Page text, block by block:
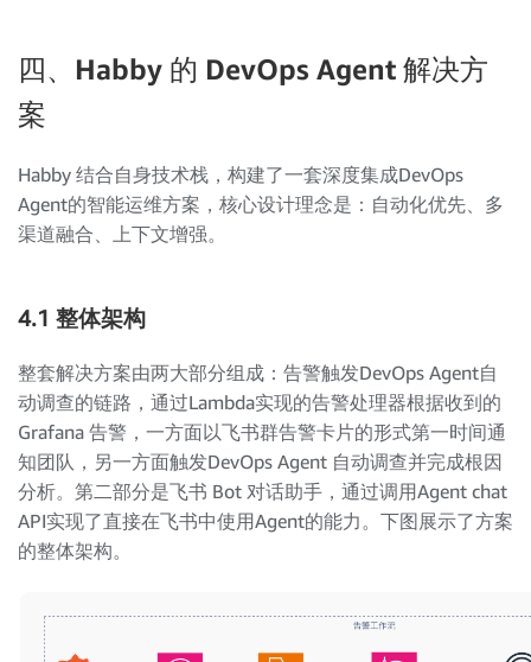
四、Habby 的 DevOps Agent 解决方
案
Habby 结合自身技术栈，构建了一套深度集成DevOps
Agent的智能运维方案，核心设计理念是：自动化优先、多
渠道融合、上下文增强。
4.1 整体架构
整套解决方案由两大部分组成：告警触发DevOps Agent自
动调查的链路，通过Lambda实现的告警处理器根据收到的
Grafana 告警，一方面以飞书群告警卡片的形式第一时间通
知团队，另一方面触发DevOps Agent 自动调查并完成根因
分析。第二部分是飞书 Bot 对话助手，通过调用Agent chat
API实现了直接在飞书中使用Agent的能力。下图展示了方案
的整体架构。